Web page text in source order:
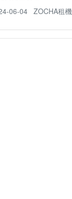
06-04
ZOCHA租